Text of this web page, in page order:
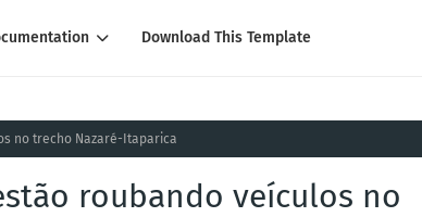
Download This Template
no trecho Nazaré-Itaparica
roubando veículos no